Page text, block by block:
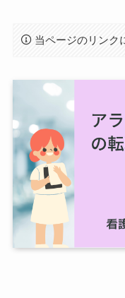
当ページのリンク